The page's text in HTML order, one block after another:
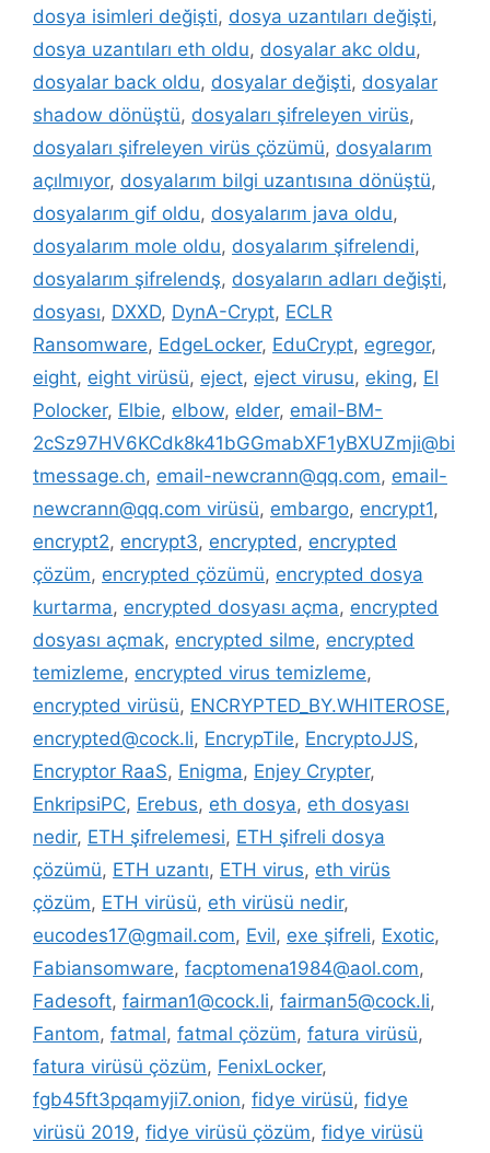
dosya isimleri değişti, dosya uzantıları değişti,
dosya uzantıları eth oldu, dosyalar akc oldu,
dosyalar back oldu, dosyalar değişti, dosyalar
shadow dönüştü, dosyaları şifreleyen virüs,
dosyaları şifreleyen virüs çözümü, dosyalarım
açılmıyor, dosyalarım bilgi uzantısına dönüştü,
dosyalarım gif oldu, dosyalarım java oldu,
dosyalarım mole oldu, dosyalarım şifrelendi,
dosyalarım şifrelendş, dosyaların adları değişti,
dosyası, DXXD, DynA-Crypt, ECLR
Ransomware, EdgeLocker, EduCrypt, egregor,
eight, eight virüsü, eject, eject virusu, eking, El
Polocker, Elbie, elbow, elder, email-BM-
2cSz97HV6KCdk8k41bGGmabXF1yBXUZmji@bi
tmessage.ch, email-newcrann@qq.com, email-
newcrann@qq.com virüsü, embargo, encrypt1,
encrypt2, encrypt3, encrypted, encrypted
çözüm, encrypted çözümü, encrypted dosya
kurtarma, encrypted dosyası açma, encrypted
dosyası açmak, encrypted silme, encrypted
temizleme, encrypted virus temizleme,
encrypted virüsü, ENCRYPTED_BY.WHITEROSE,
encrypted@cock.li, EncrypTile, EncryptoJJS,
Encryptor RaaS, Enigma, Enjey Crypter,
EnkripsiPC, Erebus, eth dosya, eth dosyası
nedir, ETH şifrelemesi, ETH şifreli dosya
çözümü, ETH uzantı, ETH virus, eth virüs
çözüm, ETH virüsü, eth virüsü nedir,
eucodes17@gmail.com, Evil, exe şifreli, Exotic,
Fabiansomware, facptomena1984@aol.com,
Fadesoft, fairman1@cock.li, fairman5@cock.li,
Fantom, fatmal, fatmal çözüm, fatura virüsü,
fatura virüsü çözüm, FenixLocker,
fgb45ft3pqamyji7.onion, fidye virüsü, fidye
virüsü 2019, fidye virüsü çözüm, fidye virüsü